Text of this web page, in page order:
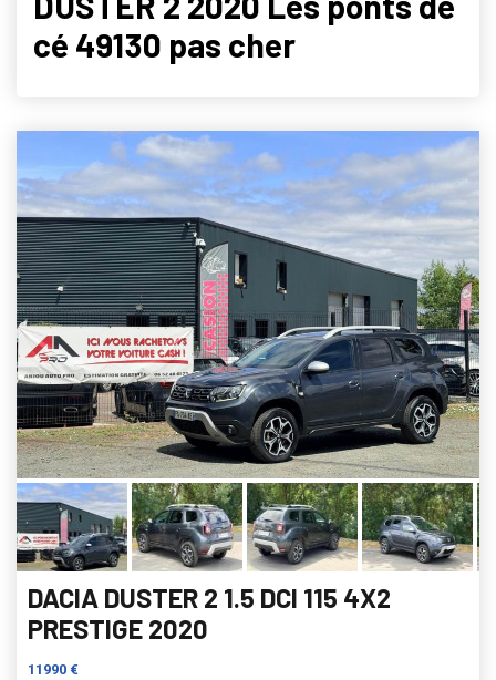
cé 49130 pas cher
DACIA DUSTER 2 1.5 DCI 115 4X2
PRESTIGE 2020
11990 €